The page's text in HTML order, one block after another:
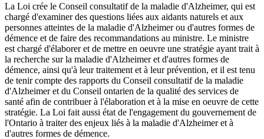
La Loi crée le Conseil consultatif de la maladie d'Alzheimer, qui est
chargé d'examiner des questions liées aux aidants naturels et aux
personnes atteintes de la maladie d'Alzheimer ou d'autres formes de
démence et de faire des recommandations au ministre. Le ministre
est chargé d'élaborer et de mettre en oeuvre une stratégie ayant trait à
la recherche sur la maladie d'Alzheimer et d'autres formes de
démence, ainsi qu'à leur traitement et à leur prévention, et il est tenu
de tenir compte des rapports du Conseil consultatif de la maladie
d'Alzheimer et du Conseil ontarien de la qualité des services de
santé afin de contribuer à l'élaboration et à la mise en oeuvre de cette
stratégie. La Loi fait aussi état de l'engagement du gouvernement de
l'Ontario à traiter des enjeux liés à la maladie d'Alzheimer et à
d'autres formes de démence.